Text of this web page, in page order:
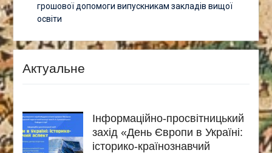
грошової допомоги випускникам закладів вищої
освіти
Актуальне
Інформаційно-просвітницький
захід «День Європи в Україні:
історико-країнознавчий